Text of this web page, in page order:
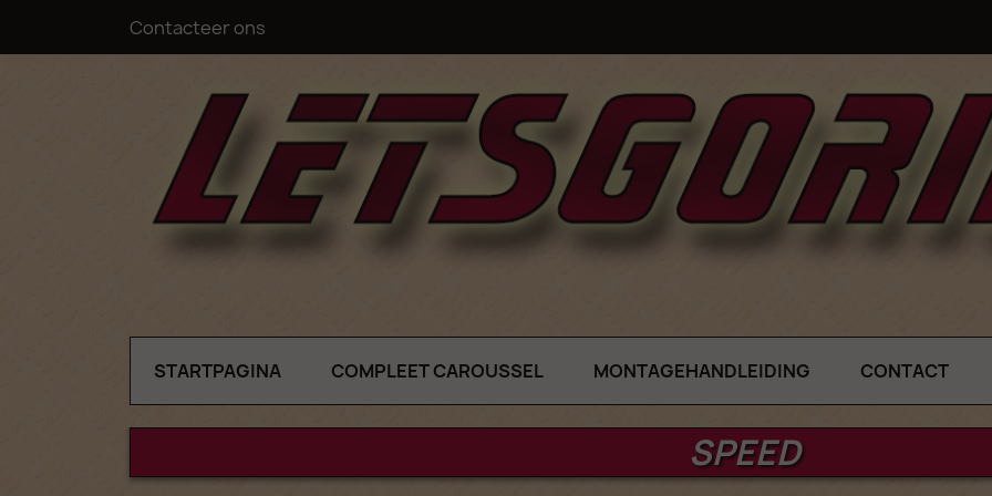
Contacteer ons
STARTPAGINA COMPLEET CAROUSSEL MONTAGEHANDLEIDING CONTACT
SPEED